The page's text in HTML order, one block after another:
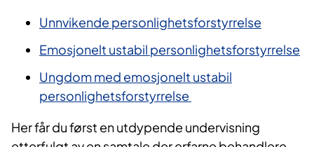
Unnvikende personlighetsforstyrrelse
Emosjonelt ustabil personlighetsforstyrrelse
Ungdom med emosjonelt ustabil
personlighetsforstyrrelse
Her får du først en utdypende undervisning